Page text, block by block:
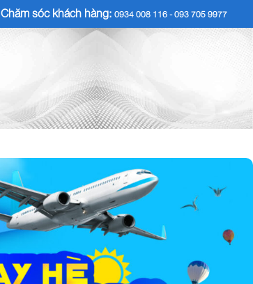
Chăm sóc khách hàng: 0934 008 116 - 093 705 9977